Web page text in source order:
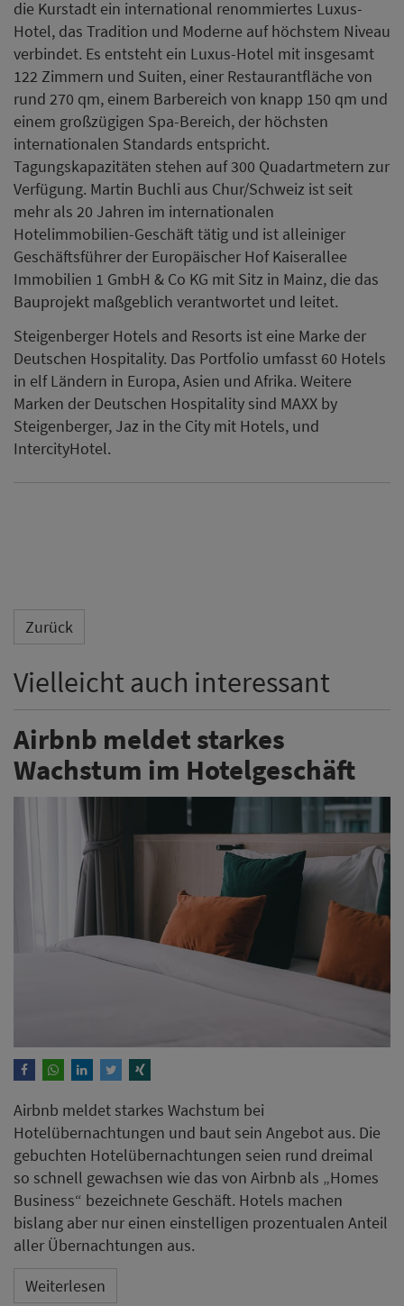
Geschäftsführer der Europäischer Hof Kaiserallee
Immobilien 1 GmbH & Co KG mit Sitz in Mainz, die das
Bauprojekt maßgeblich verantwortet und leitet.
Steigenberger Hotels and Resorts ist eine Marke der
Deutschen Hospitality. Das Portfolio umfasst 60 Hotels
in elf Ländern in Europa, Asien und Afrika. Weitere
Marken der Deutschen Hospitality sind MAXX by
Steigenberger, Jaz in the City mit Hotels, und
IntercityHotel.
Zurück
Vielleicht auch interessant
Airbnb meldet starkes
Airbnb meldet starkes Wachstum bei
Hotelübernachtungen und baut sein Angebot aus. Die
gebuchten Hotelübernachtungen seien rund dreimal
so schnell gewachsen wie das von Airbnb als „Homes
Business“ bezeichnete Geschäft. Hotels machen
bislang aber nur einen einstelligen prozentualen Anteil
Stromausfall in Berlin: Staat
erstattet knapp 900.000 Euro
für Hotelübernachtungen